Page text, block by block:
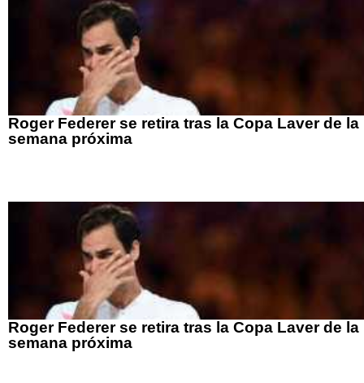
Roger Federer se retira tras la Copa Laver de la
semana próxima
Roger Federer se retira tras la Copa Laver de la
semana próxima